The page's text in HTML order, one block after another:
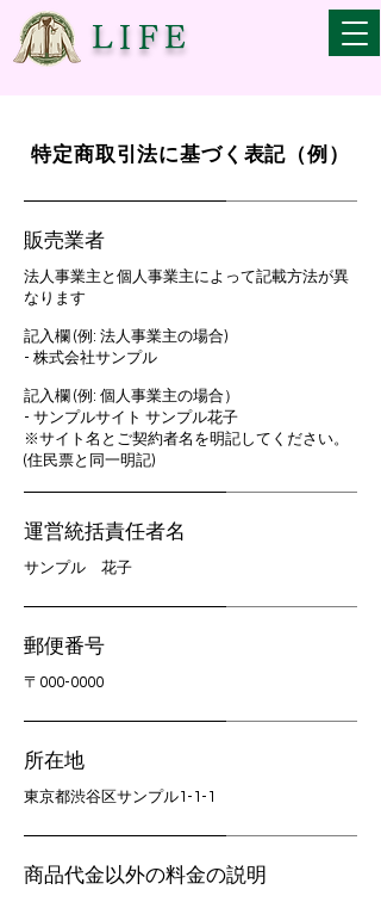
LIFE
特定商取引法に基づく表記（例）
販売業者
法人事業主と個人事業主によって記載方法が異
なります
記入欄 (例: 法人事業主の場合)
- 株式会社サンプル
記入欄 (例: 個人事業主の場合）
- サンプルサイト サンプル花子
※サイト名とご契約者名を明記してください。
(住民票と同一明記)
運営統括責任者名
サンプル 花子
郵便番号
〒000-0000
所在地
東京都渋谷区サンプル1-1-1
商品代金以外の料金の説明